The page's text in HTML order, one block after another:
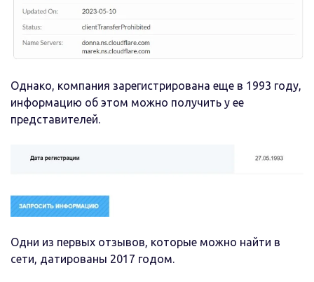
Однако, компания зарегистрирована еще в 1993 году,
информацию об этом можно получить у ее
представителей.
Одни из первых отзывов, которые можно найти в
сети, датированы 2017 годом.